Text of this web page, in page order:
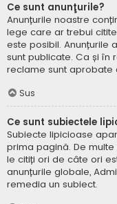
Ce sunt anunţurile?
Anunțurile noastre
lege care ar trebui
este posibil. Anunțurile
sunt publicate. Ca și în
reclame sunt aprobate
Sus
Ce sunt subiectele
Subiecte lipicioase
prima pagină. De
le citiți ori de câte ori
anunțurile globale,
remedia un subiect.